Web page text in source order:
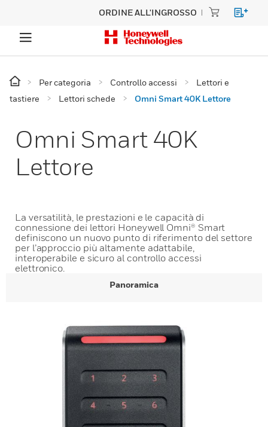
ORDINE ALL'INGROSSO
Per categoria Controllo accessi
Lettori e
tastiere
Lettori schede Omni Smart 40K Lettore
Omni Smart 40K
Lettore
La versatilità, le prestazioni e le capacità di
connessione dei lettori Honeywell Omni® Smart
definiscono un nuovo punto di riferimento del settore
per l’approccio più altamente adattabile,
interoperabile e sicuro al controllo accessi
elettronico.
Panoramica